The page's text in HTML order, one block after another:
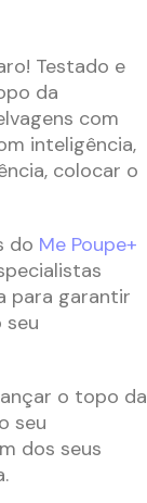
Testado e
da
com
inteligência,
colocar o
do Me Poupe+
para garantir
o topo da
seu
dos seus